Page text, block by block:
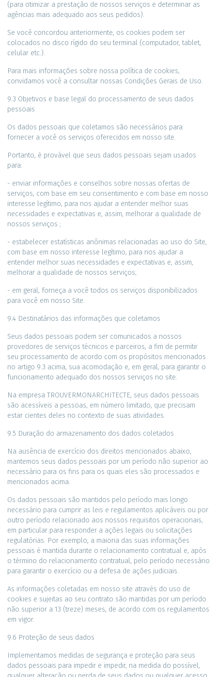
(para otimizar a prestação de nossos serviços e determinar as
agências mais adequado aos seus pedidos).
Se você concordou anteriormente, os cookies podem ser
colocados no disco rígido do seu terminal (computador, tablet,
celular etc.).
Para mais informações sobre nossa política de cookies,
convidamos você a consultar nossas Condições Gerais de Uso.
9.3 Objetivos e base legal do processamento de seus dados
pessoais
Os dados pessoais que coletamos são necessários para
fornecer a você os serviços oferecidos em nosso site.
Portanto, é provável que seus dados pessoais sejam usados ​​
para:
- enviar informações e conselhos sobre nossas ofertas de
serviços, com base em seu consentimento e com base em nosso
interesse legítimo, para nos ajudar a entender melhor suas
necessidades e expectativas e, assim, melhorar a qualidade de
nossos serviços ;
- estabelecer estatísticas anônimas relacionadas ao uso do Site,
com base em nosso interesse legítimo, para nos ajudar a
entender melhor suas necessidades e expectativas e, assim,
melhorar a qualidade de nossos serviços;
- em geral, forneça a você todos os serviços disponibilizados
para você em nosso Site.
9.4 Destinatários das informações que coletamos
Seus dados pessoais podem ser comunicados a nossos
provedores de serviços técnicos e parceiros, a fim de permitir
seu processamento de acordo com os propósitos mencionados
no artigo 9.3 acima, sua acomodação e, em geral, para garantir o
funcionamento adequado dos nossos serviços no site.
Na empresa TROUVERMONARCHITECTE, seus dados pessoais
são acessíveis a pessoas, em número limitado, que precisam
estar cientes deles no contexto de suas atividades.
9.5 Duração do armazenamento dos dados coletados
Na ausência de exercício dos direitos mencionados abaixo,
mantemos seus dados pessoais por um período não superior ao
necessário para os fins para os quais eles são processados ​​e
mencionados acima.
Os dados pessoais são mantidos pelo período mais longo
necessário para cumprir as leis e regulamentos aplicáveis ​​ou por
outro período relacionado aos nossos requisitos operacionais,
em particular para responder a ações legais ou solicitações
regulatórias. Por exemplo, a maioria das suas informações
pessoais é mantida durante o relacionamento contratual e, após
o término do relacionamento contratual, pelo período necessário
para garantir o exercício ou a defesa de ações judiciais.
As informações coletadas em nosso site através do uso de
cookies e sujeitas ao seu contrato são mantidas por um período
não superior a 13 (treze) meses, de acordo com os regulamentos
em vigor.
9.6 Proteção de seus dados
Implementamos medidas de segurança e proteção para seus
dados pessoais para impedir e impedir, na medida do possível,